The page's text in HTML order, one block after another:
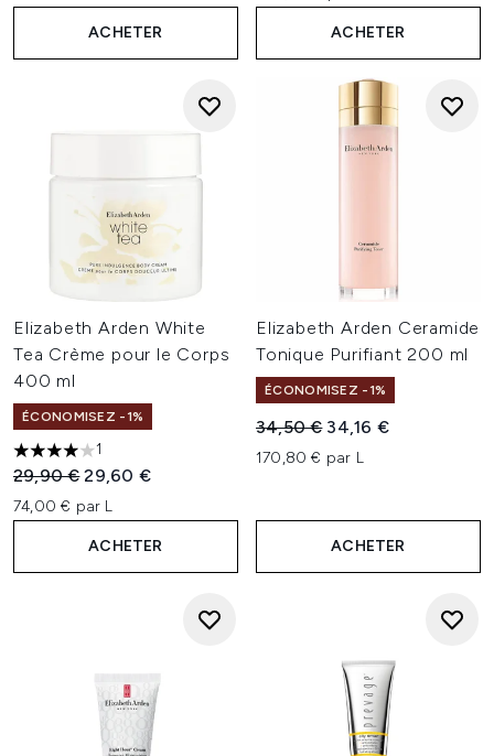
ACHETER ACHETER
Elizabeth Arden White
Tea Crème pour le Corps
400 ml
ÉCONOMISEZ -1%
4 étoiles sur un maximum de 5
1
Prix de vente :
29,90 €Prix ​​actuel :
29,60 €
74,00 € par L
ACHETER
Elizabeth Arden Ceramide
Tonique Purifiant 200 ml
ÉCONOMISEZ -1%
Prix de vente :
34,50 € Prix ​​actuel :
34,16 €
170,80 € par L
ACHETER